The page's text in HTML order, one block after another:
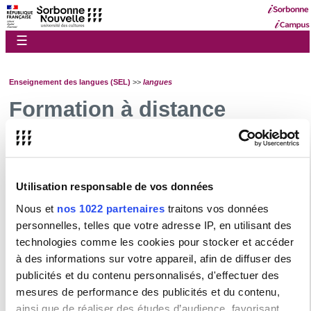
Utilisation responsable de vos données
Nous et nos 1022 partenaires traitons vos données
personnelles, telles que votre adresse IP, en utilisant des
technologies comme les cookies pour stocker et accéder
à des informations sur votre appareil, afin de diffuser des
publicités et du contenu personnalisés, d'effectuer des
mesures de performance des publicités et du contenu,
ainsi que de réaliser des études d’audience, favorisant
☰
Présentation des UE de langues pour non spécialistes
Allemand
Anglais
Arabe
Chinois
Coréen
Espagnol
Enseignement des langues (SEL) >> langues
Formation à distance
Plus d'informations très bientôt.